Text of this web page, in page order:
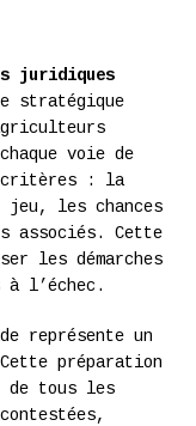
juridiques
stratégique
voie de
critères : la
les chances
associés. Cette
les démarches
à l’échec.
représente un
préparation
de tous les